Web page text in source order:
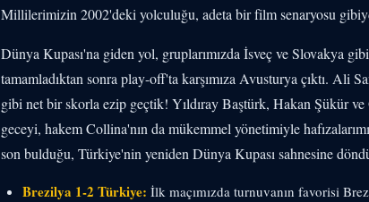
Millilerimizin 2002'deki yolculuğu, adeta bir film senaryosu
Dünya Kupası'na giden yol, gruplarımızda İsveç ve Slovakya
tamamladıktan sonra play-off'ta karşımıza Avusturya çıktı. Ali
gibi net bir skorla ezip geçtik! Yıldıray Baştürk, Hakan Şükür
geceyi, hakem Collina'nın da mükemmel yönetimiyle
son bulduğu, Türkiye'nin yeniden Dünya Kupası sahnesine
Brezilya 1-2 Türkiye: İlk maçımızda turnuvanın favorisi